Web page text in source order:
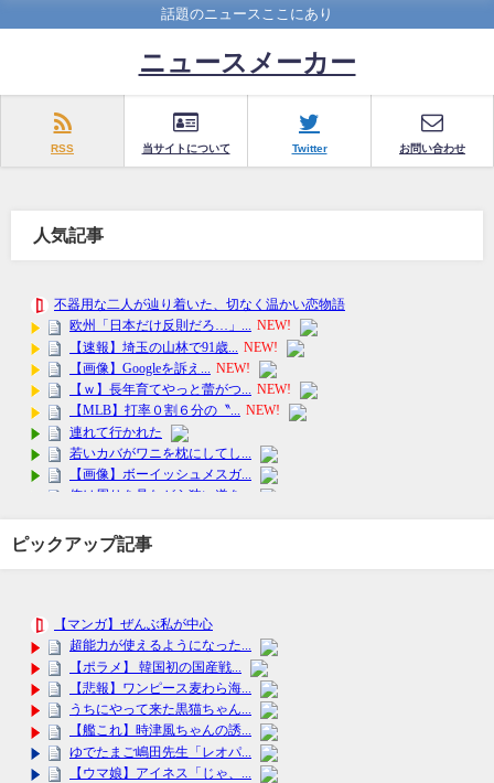
話題のニュースここにあり
ニュースメーカー
RSS 当サイトについて Twitter お問い合わせ
人気記事
ピックアップ記事